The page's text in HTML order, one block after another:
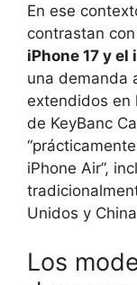
En ese
contrastan
iPhone 17 y el
una demanda
extendidos en
de KeyBanc
iPhone Air”,
Unidos y
Los